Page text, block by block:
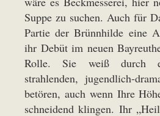
Suppe zu suchen. Auch für
Partie der Brünnhilde eine
ihr Debüt im neuen
Rolle. Sie weiß durch
strahlenden, jugendlich-
betören, auch wenn Ihre
schneidend klingen. Ihr